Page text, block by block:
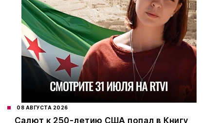
08 АВГУСТА 2026
Салют к 250-летию США попал в Книгу